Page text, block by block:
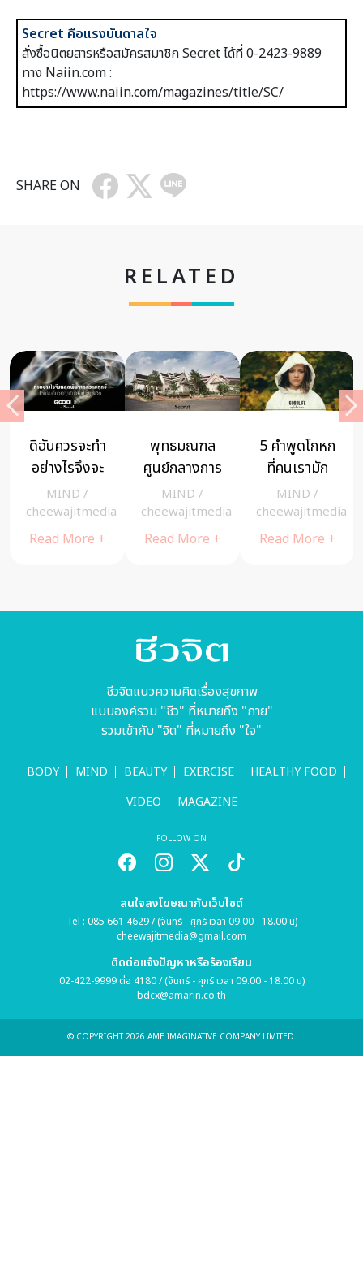
Secret คือแรงบันดาลใจ
สั่งซื้อนิตยสารหรือสมัครสมาชิก Secret ได้ที่ 0-2423-9889
ทาง Naiin.com :
https://www.naiin.com/magazines/title/SC/
SHARE ON
RELATED
ดิฉันควรจะทำ
อย่างไรจึงจะ
หลุดพ้นจาก
ความทุกข์ โดย
ไม่เกี่ยวข้องกับ
MIND /
cheewajitmedia
Read More +
พุทธมณฑล
ศูนย์กลางการ
ปฏิบัติธรรม
MIND /
cheewajitmedia
Read More +
5 คำพูดโกหก
ที่คนเรามัก
ชอบใช้บอกกับ
คนอื่นและตัว
เอง
MIND /
cheewajitmedia
Read More +
ชีวจิตแนวความคิดเรื่องสุขภาพ
แบบองค์รวม "ชีว" ที่หมายถึง "กาย"
รวมเข้ากับ "จิต" ที่หมายถึง "ใจ"
BODY MIND BEAUTY EXERCISE
HEALTHY FOOD
VIDEO
MAGAZINE
FOLLOW ON
สนใจลงโฆษณากับเว็บไซต์
Tel : 085 661 4629 / (จันทร์ - ศุกร์ เวลา 09.00 - 18.00 น)
cheewajitmedia@gmail.com
ติดต่อแจ้งปัญหาหรือร้องเรียน
02-422-9999 ต่อ 4180 / (จันทร์ - ศุกร์ เวลา 09.00 - 18.00 น)
bdcx@amarin.co.th
© COPYRIGHT 2026 AME IMAGINATIVE COMPANY LIMITED.